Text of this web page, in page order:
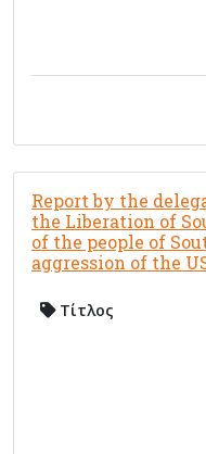
Report by the
the Liberation of
of the people of
aggression of the
Τίτλος